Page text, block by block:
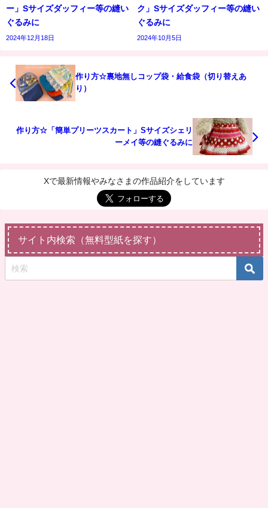
ー」Sサイズダッフィー等の縫い
ぐるみに
2024年12月18日
ク」Sサイズダッフィー等の縫い
ぐるみに
2024年10月5日
作り方☆裏地無しコップ袋・給食袋（切り替えあ
り）
作り方☆「簡単プリーツスカート」Sサイズシェリ
ーメイ等の縫ぐるみに
Xで最新情報やみなさまの作品紹介をしています
サイト内検索（無料型紙を探す）